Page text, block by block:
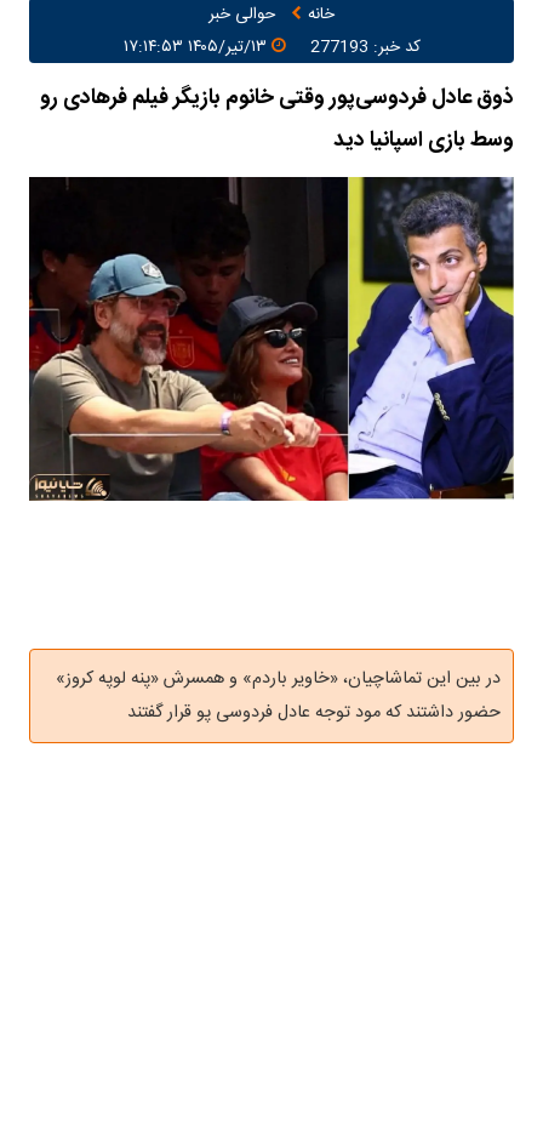
خانه
حوالی خبر
کد خبر: 277193
ذوق‌ عادل فردوسی‌پور وقتی خانوم بازیگر فیلم فرهادی رو
وسط بازی اسپانیا دید
در بین این تماشاچیان، «خاویر باردم» و همسرش «پنه لوپه کروز»
حضور داشتند که مود توجه عادل فردوسی پو قرار گفتند